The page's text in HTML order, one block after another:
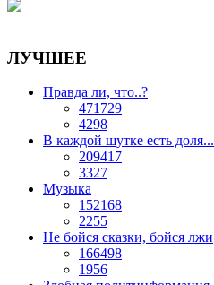
ЛУЧШЕЕ
Правда ли, что..?
471729
4298
В каждой шутке есть доля...
209417
3327
Музыка
152168
2255
Не бойся сказки, бойся лжи
166498
1956